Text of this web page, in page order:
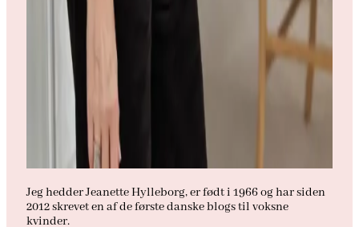
Jeg hedder Jeanette Hylleborg, er født i 1966 og har siden
2012 skrevet en af de første danske blogs til voksne
kvinder.